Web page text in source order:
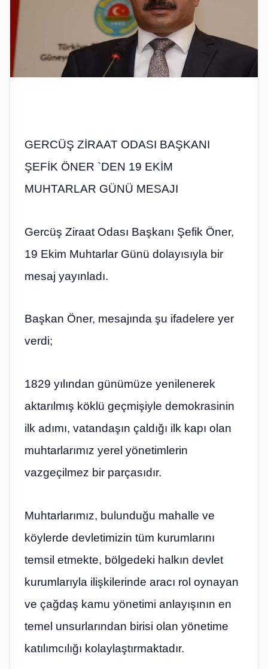
GERCÜŞ ZİRAAT ODASI BAŞKANI
ŞEFİK ÖNER `DEN 19 EKİM
MUHTARLAR GÜNÜ MESAJI
Gercüş Ziraat Odası Başkanı Şefik Öner,
19 Ekim Muhtarlar Günü dolayısıyla bir
mesaj yayınladı.
Başkan Öner, mesajında şu ifadelere yer
verdi;
1829 yılından günümüze yenilenerek
aktarılmış köklü geçmişiyle demokrasinin
ilk adımı, vatandaşın çaldığı ilk kapı olan
muhtarlarımız yerel yönetimlerin
vazgeçilmez bir parçasıdır.
Muhtarlarımız, bulunduğu mahalle ve
köylerde devletimizin tüm kurumlarını
temsil etmekte, bölgedeki halkın devlet
kurumlarıyla ilişkilerinde aracı rol oynayan
ve çağdaş kamu yönetimi anlayışının en
temel unsurlarından birisi olan yönetime
katılımcılığı kolaylaştırmaktadır.